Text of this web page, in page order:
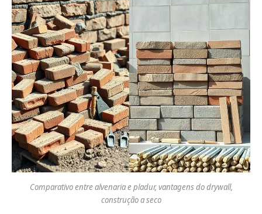
Comparativo entre alvenaria e pladur, vantagens do drywall,
construção a seco